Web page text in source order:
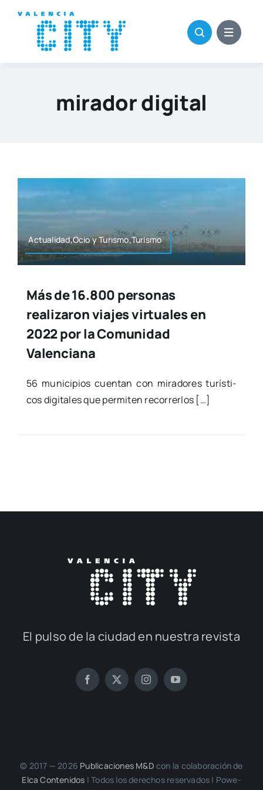
contenido
mirador digital
Actualidad,Ocio y Turismo,Turismo
Más de 16.800 personas
realizaron viajes virtuales en
2022 por la Comunidad
Valenciana
56 muni­ci­pios cuen­tan con mira­do­res turís­ti­
cos digi­ta­les que per­mi­ten reco­rrer­los […]
El pul­so de la ciu­dad en nues­tra revis­ta
© 2017 — 2026 Publi­ca­cio­nes M&D con la cola­bo­ra­ción de
Elca Con­te­ni­dos | Todos los dere­chos reser­va­dos | Powe­